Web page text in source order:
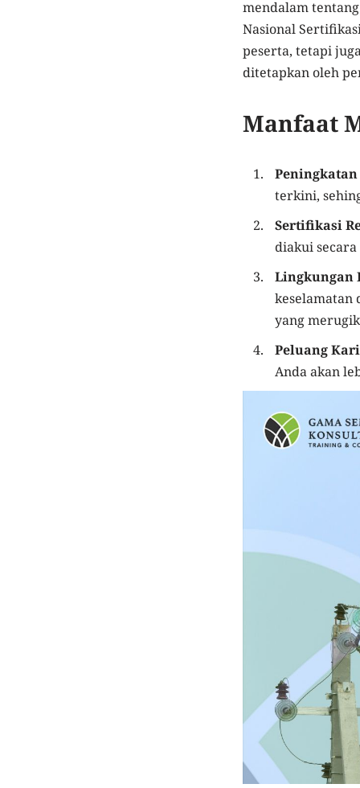
mendalam
Nasional
peserta, tetapi
ditetapkan oleh
Manfaat
terkini,
Sertifikasi
diakui
Lingkungan
keselamatan
yang
Peluang
Anda akan